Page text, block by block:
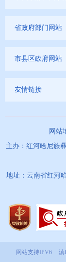
省政府部门网站
市县区政府网站
友情链接
网站
主办：红河哈尼族
地址：云南省红河
网站支持IPV6 滇